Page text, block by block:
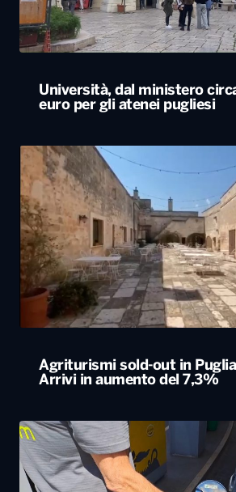
Università, dal ministero
euro per gli atenei pugliesi
Agriturismi sold-out in
Arrivi in aumento del 7,3%